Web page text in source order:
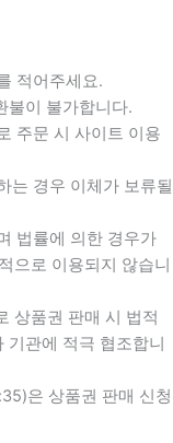
적어주세요.
불이 불가합니다.
주문 시 사이트 이용
는 경우 이체가 보류될
법률에 의한 경우가
으로 이용되지 않습니
상품권 판매 시 법적
기관에 적극 협조합니
은 상품권 판매 신청